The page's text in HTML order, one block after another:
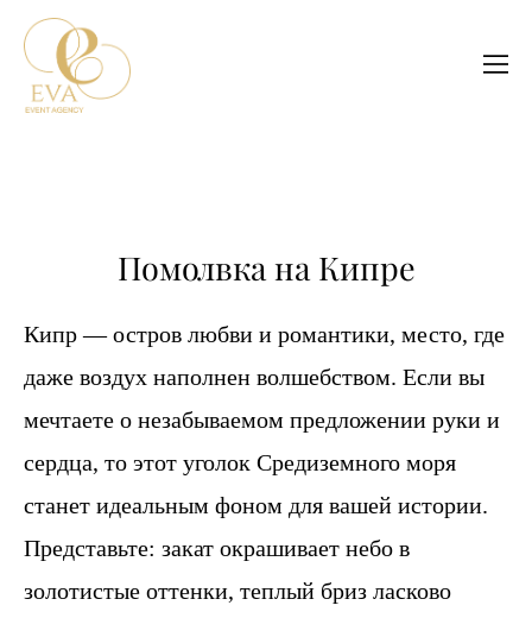
Помолвка на Кипре
Кипр — остров любви и романтики, место, где
даже воздух наполнен волшебством. Если вы
мечтаете о незабываемом предложении руки и
сердца, то этот уголок Средиземного моря
станет идеальным фоном для вашей истории.
Представьте: закат окрашивает небо в
золотистые оттенки, теплый бриз ласково